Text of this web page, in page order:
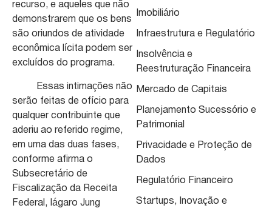
recurso, e aqueles que não
demonstrarem que os bens
são oriundos de atividade
econômica lícita podem ser
excluídos do programa.
Essas intimações não
serão feitas de ofício para
qualquer contribuinte que
aderiu ao referido regime,
em uma das duas fases,
conforme afirma o
Subsecretário de
Fiscalização da Receita
Federal, Iágaro Jung
Imobiliário
Infraestrutura e Regulatório
Insolvência e
Reestruturação Financeira
Mercado de Capitais
Planejamento Sucessório e
Patrimonial
Privacidade e Proteção de
Dados
Regulatório Financeiro
Startups, Inovação e